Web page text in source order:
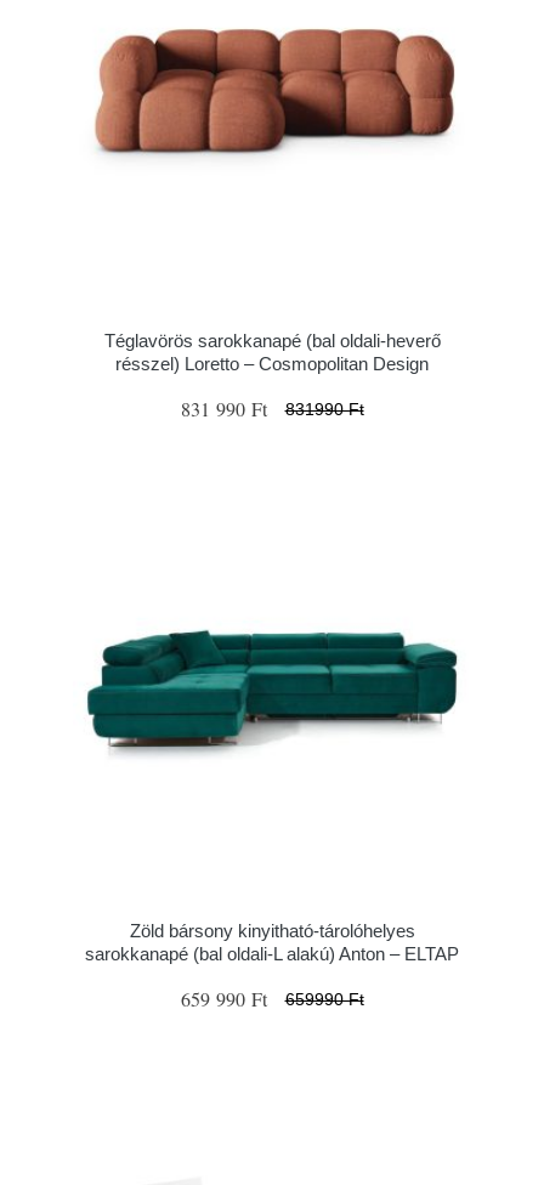
Téglavörös sarokkanapé (bal oldali-heverő
résszel) Loretto – Cosmopolitan Design
831 990 Ft 831990 Ft
Zöld bársony kinyitható-tárolóhelyes
sarokkanapé (bal oldali-L alakú) Anton – ELTAP
659 990 Ft 659990 Ft